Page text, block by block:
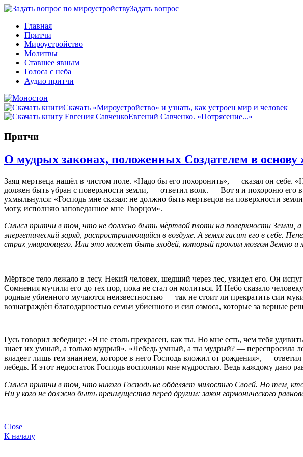
Задать вопрос
Главная
Притчи
Мироустройство
Молитвы
Ставшее явным
Голоса с неба
Аудио притчи
Скачать «Мироустройство» и узнать, как устроен мир и человек
Евгений Савченко. «Потрясение...»
Притчи
О мудрых законах, положенных Создателем в основу
Заяц мертвеца нашёл в чистом поле. «Надо бы его похоронить», — сказал он
должен быть убран с поверхности земли, — ответил волк. — Вот я и похороню его
ухмыльнулся: «Господь мне сказал: не должно быть мертвецов на поверхности
могу, исполняю заповеданное мне Творцом».
Смысл притчи в том, что не должно быть мёртвой плоти на поверхности Земли,
энергетический заряд, распространяющийся в воздухе. А земля гасит его в себе.
страх умирающего. Или это может быть злодей, который проклял мозгом Землю и
Мёртвое тело лежало в лесу. Некий человек, шедший через лес, увидел его. Он
Сомнения мучили его до тех пор, пока не стал он молиться. И Небо сказало
родные убиенного мучаются неизвестностью — так не стоит ли прекратить сии
вознаграждён благодарностью семьи убиенного и сил озмоса, которые за верные
Гусь говорил лебедице: «Я не столь прекрасен, как ты. Но мне есть, чем тебя
знает их умный, а только мудрый». «Лебедь умный, а ты мудрый? — переспросила
владеет лишь тем знанием, которое в него Господь вложил от рождения», —
лебедь. И этот недостаток Господь восполнил мне мудростью. Ведь каждому дано
Смысл притчи в том, что никого Господь не обделяет милостью Своей. Но тем,
Ни у кого не должно быть преимущества перед другим: закон гармонического
Close
К началу